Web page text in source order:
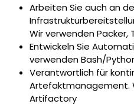
Arbeiten Sie auch an
Wir verwenden Packer,
Entwickeln Sie
verwenden Bash/
Verantwortlich für
Artefaktmanagement.
Artifactory